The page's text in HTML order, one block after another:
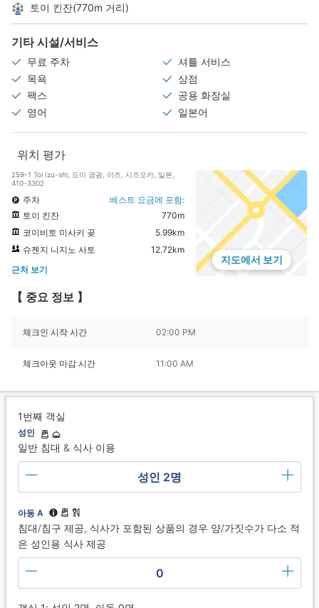
토이 킨잔(770m 거리)
기타 시설/서비스
무료 주차
셔틀 서비스
목욕
상점
팩스
공용 화장실
영어
일본어
위치 평가
259-1 Toi Izu-shi, 도이 금광, 이즈, 시즈오카, 일본,
410-3302
주차
베스트 요금에 포함:
토이 킨잔
770m
코이비토 미사키 곶
5.99km
슈젠지 니지노 사토
12.72km
근처 보기
지도에서 보기
【 중요 정보 】
체크인 시작 시간 02:00 PM
체크아웃 마감 시간 11:00 AM
1번째 객실
성인
일반 침대 & 식사 이용
성인 2명
아동 A
침대/침구 제공, 식사가 포함된 상품의 경우 양/가짓수가 다소 적
은 성인용 식사 제공
0